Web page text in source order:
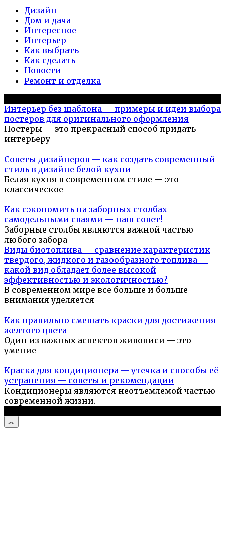
Дизайн
Дом и дача
Интересное
Интерьер
Как выбрать
Как сделать
Новости
Ремонт и отделка
Интерьер без шаблона — примеры и идеи выбора
постеров для оригинального оформления
Постеры — это прекрасный способ придать
интерьеру
Советы дизайнеров — как создать современный
стиль в дизайне белой кухни
Белая кухня в современном стиле — это
классическое
Как сэкономить на заборных столбах
самодельными сваями — наш совет!
Заборные столбы являются важной частью
любого забора
Виды биотоплива — сравнение характеристик
твердого, жидкого и газообразного топлива —
какой вид обладает более высокой
эффективностью и экологичностью?
В современном мире все больше и больше
внимания уделяется
Как правильно смешать краски для достижения
желтого цвета
Один из важных аспектов живописи — это
умение
Краска для кондиционера — утечка и способы её
устранения — советы и рекомендации
Кондиционеры являются неотъемлемой частью
современной жизни.